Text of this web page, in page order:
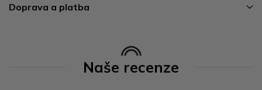
Doprava a platba
Naše recenze